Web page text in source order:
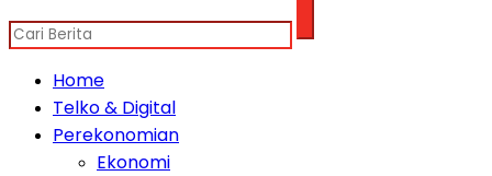
Home
Telko & Digital
Perekonomian
Ekonomi